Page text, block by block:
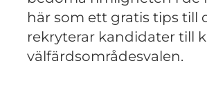
här som ett gratis tips till
rekryterar kandidater till
välfärdsområdesvalen.